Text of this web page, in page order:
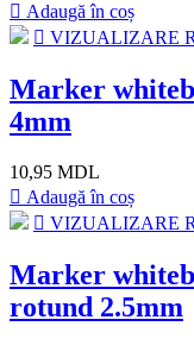
Adaugă în coș
VIZUALIZARE
Marker
4mm
10,95 MDL
Adaugă în coș
VIZUALIZARE
Marker
rotund 2.5mm